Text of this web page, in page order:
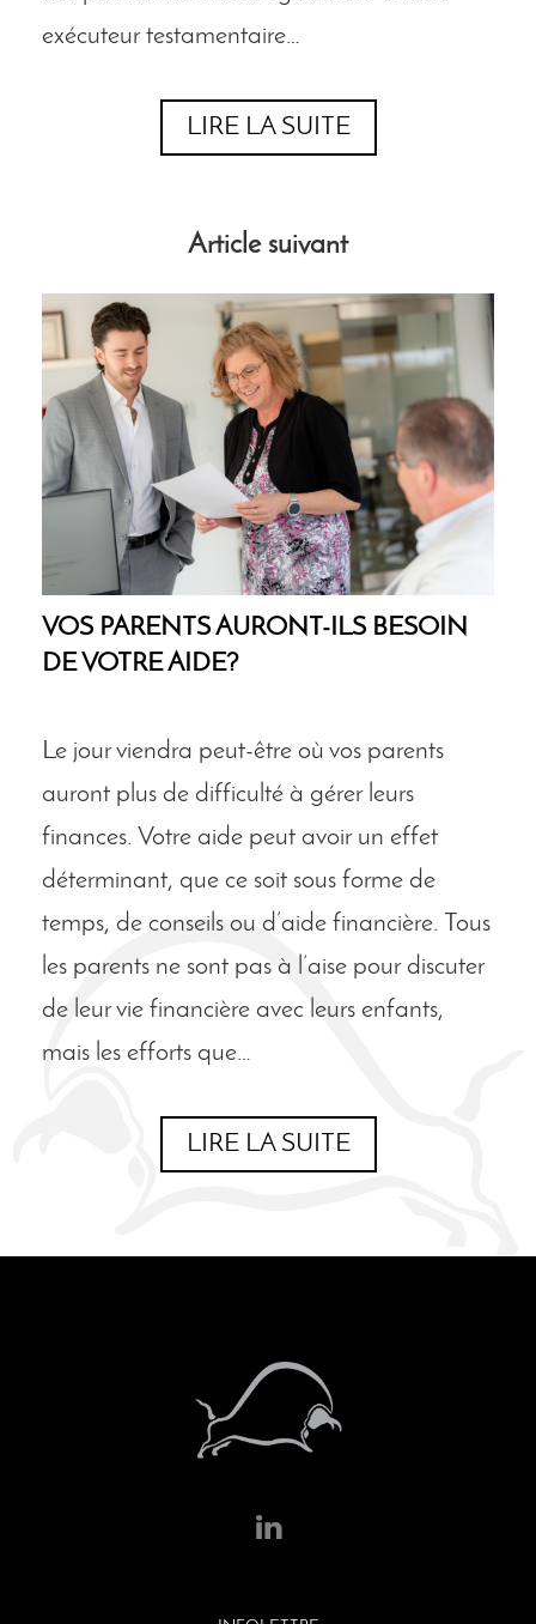
exécuteur testamentaire…
LIRE LA SUITE
Article suivant
VOS PARENTS AURONT-ILS BESOIN
DE VOTRE AIDE?
Le jour viendra peut-être où vos parents
auront plus de difficulté à gérer leurs
finances. Votre aide peut avoir un effet
déterminant, que ce soit sous forme de
temps, de conseils ou d’aide financière. Tous
les parents ne sont pas à l’aise pour discuter
de leur vie financière avec leurs enfants,
mais les efforts que…
LIRE LA SUITE